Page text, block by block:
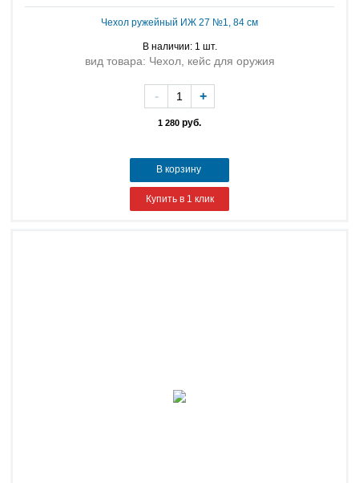
Чехол ружейный ИЖ 27 №1, 84 см
В наличии: 1 шт.
вид товара: Чехол, кейс для оружия
1 280 руб.
- +
В корзину
Купить в 1 клик